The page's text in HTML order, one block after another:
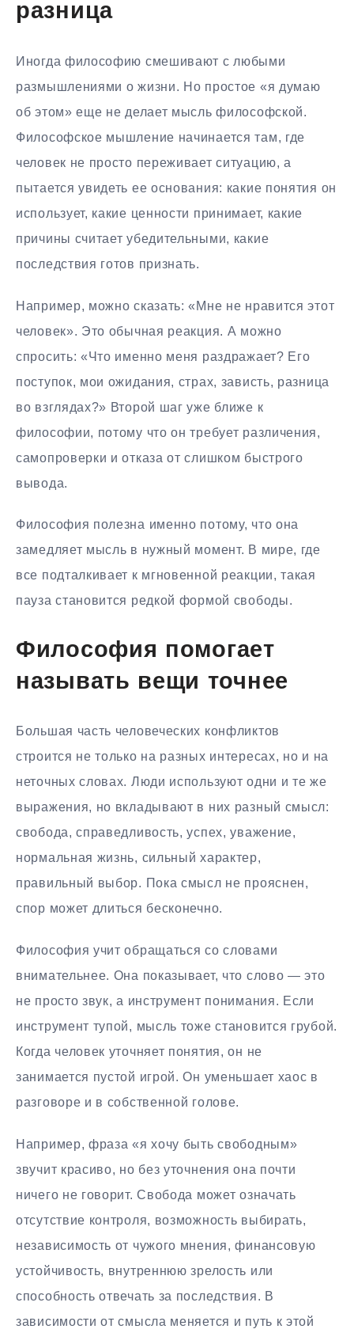
разница
Иногда философию смешивают с любыми
размышлениями о жизни. Но простое «я думаю
об этом» еще не делает мысль философской.
Философское мышление начинается там, где
человек не просто переживает ситуацию, а
пытается увидеть ее основания: какие понятия он
использует, какие ценности принимает, какие
причины считает убедительными, какие
последствия готов признать.
Например, можно сказать: «Мне не нравится этот
человек». Это обычная реакция. А можно
спросить: «Что именно меня раздражает? Его
поступок, мои ожидания, страх, зависть, разница
во взглядах?» Второй шаг уже ближе к
философии, потому что он требует различения,
самопроверки и отказа от слишком быстрого
вывода.
Философия полезна именно потому, что она
замедляет мысль в нужный момент. В мире, где
все подталкивает к мгновенной реакции, такая
пауза становится редкой формой свободы.
Философия помогает
называть вещи точнее
Большая часть человеческих конфликтов
строится не только на разных интересах, но и на
неточных словах. Люди используют одни и те же
выражения, но вкладывают в них разный смысл:
свобода, справедливость, успех, уважение,
нормальная жизнь, сильный характер,
правильный выбор. Пока смысл не прояснен,
спор может длиться бесконечно.
Философия учит обращаться со словами
внимательнее. Она показывает, что слово — это
не просто звук, а инструмент понимания. Если
инструмент тупой, мысль тоже становится грубой.
Когда человек уточняет понятия, он не
занимается пустой игрой. Он уменьшает хаос в
разговоре и в собственной голове.
Например, фраза «я хочу быть свободным»
звучит красиво, но без уточнения она почти
ничего не говорит. Свобода может означать
отсутствие контроля, возможность выбирать,
независимость от чужого мнения, финансовую
устойчивость, внутреннюю зрелость или
способность отвечать за последствия. В
зависимости от смысла меняется и путь к этой